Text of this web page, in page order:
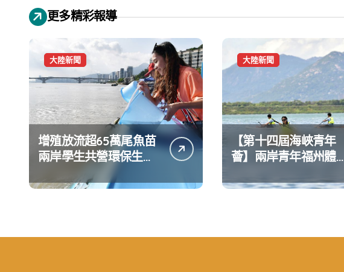
更多精彩報導
大陸新聞
增殖放流超65萬尾魚苗
兩岸學生共營環保生態
大陸新聞
【第十四屆海峽青年
薈】兩岸青年福州體驗